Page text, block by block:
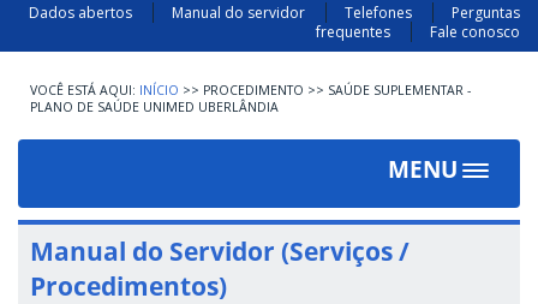
Dados abertos Manual do servidor Telefones
Perguntas
frequentes
Fale conosco
INÍCIO >> PROCEDIMENTO >> SAÚDE SUPLEMENTAR -
PLANO DE SAÚDE UNIMED UBERLÂNDIA
MENU
Toggle
Manual do Servidor (Serviços /
Procedimentos)